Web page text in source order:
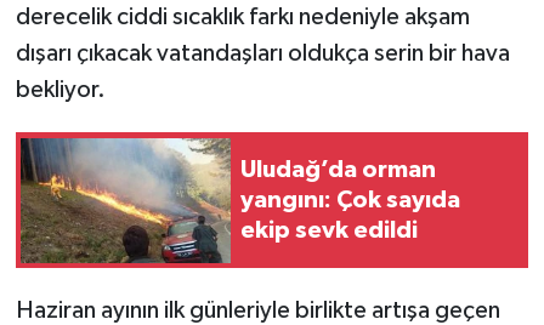
derecelik ciddi sıcaklık farkı nedeniyle akşam
dışarı çıkacak vatandaşları oldukça serin bir hava
bekliyor.
Uludağ’da orman
yangını: Çok sayıda
ekip sevk edildi
Haziran ayının ilk günleriyle birlikte artışa geçen